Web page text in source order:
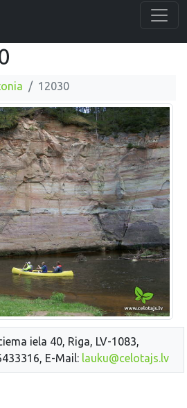
12030
iela 40, Riga, LV-1083,
E-Mail: lauku@celotajs.lv